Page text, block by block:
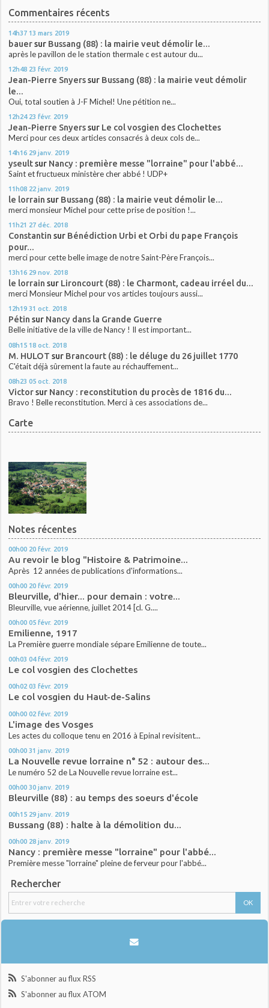
Commentaires récents
14h37 13 mars 2019
bauersur Bussang (88) : la mairie veut démolir le...
après le pavillon de le station thermale c est autour du...
12h48 23 févr. 2019
Jean-Pierre Snyerssur Bussang (88) : la mairie veut démolir
le...
Oui, total soutien à J-F Michel! Une pétition ne...
12h24 23 févr. 2019
Jean-Pierre Snyerssur Le col vosgien des Clochettes
Merci pour ces deux articles consacrés à deux cols de...
14h16 29 janv. 2019
yseultsur Nancy : première messe "lorraine" pour l'abbé...
Saint et fructueux ministère cher abbé ! UDP+
11h08 22 janv. 2019
le lorrain sur Bussang (88) : la mairie veut démolir le...
merci monsieur Michel pour cette prise de position !...
11h21 27 déc. 2018
Constantin sur Bénédiction Urbi et Orbi du pape François
pour...
merci pour cette belle image de notre Saint-Père François...
13h16 29 nov. 2018
le lorrain sur Lironcourt (88) : le Charmont, cadeau irréel du...
merci Monsieur Michel pour vos articles toujours aussi...
12h19 31 oct. 2018
Pétin sur Nancy dans la Grande Guerre
Belle initiative de la ville de Nancy ! Il est important...
08h15 18 oct. 2018
M. HULOT sur Brancourt (88) : le déluge du 26 juillet 1770
C'était déjà sûrement la faute au réchauffement...
08h23 05 oct. 2018
Victorsur Nancy : reconstitution du procès de 1816 du...
Bravo ! Belle reconstitution. Merci à ces associations de...
Carte
Notes récentes
00h00 20 févr. 2019
Au revoir le blog "Histoire & Patrimoine...
Après 12 années de publications d'informations...
00h00 20 févr. 2019
Bleurville, d'hier... pour demain : votre...
Bleurville, vue aérienne, juillet 2014 [cl. G....
00h00 05 févr. 2019
Emilienne, 1917
La Première guerre mondiale sépare Emilienne de toute...
00h03 04 févr. 2019
Le col vosgien des Clochettes
00h02 03 févr. 2019
Le col vosgien du Haut-de-Salins
00h00 02 févr. 2019
L'image des Vosges
Les actes du colloque tenu en 2016 à Epinal revisitent...
00h00 31 janv. 2019
La Nouvelle revue lorraine n° 52 : autour des...
Le numéro 52 de La Nouvelle revue lorraine est...
00h00 30 janv. 2019
Bleurville (88) : au temps des soeurs d'école
00h15 29 janv. 2019
Bussang (88) : halte à la démolition du...
00h00 28 janv. 2019
Nancy : première messe "lorraine" pour l'abbé...
Première messe "lorraine" pleine de ferveur pour l'abbé...
Rechercher
S'abonner au flux RSS
S'abonner au flux ATOM